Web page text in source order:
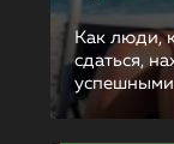
Как люди,
сдаться,
успешными